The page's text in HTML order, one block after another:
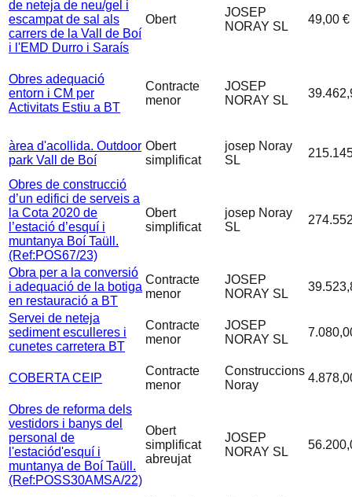
de neteja de neu/gel i
escampat de sal als
carrers de la Vall de Boí
i l'EMD Durro i Saraís
Obert
JOSEP
NORAY SL
49,00 €
Obres adequació
entorn i CM per
Activitats Estiu a BT
Contracte
menor
JOSEP
NORAY SL
àrea d'acollida. Outdoor
park Vall de Boí
Obert
simplificat
josep Noray
SL
Obres de construcció
d’un edifici de serveis a
la Cota 2020 de
l’estació d’esquí i
muntanya Boí Taüll.
(Ref:POS67/23)
Obert
simplificat
josep Noray
SL
Obra per a la conversió
i adequació de la botiga
en restauració a BT
Contracte
menor
JOSEP
NORAY SL
Servei de neteja
sediment esculleres i
cunetes carretera BT
Contracte
menor
JOSEP
NORAY SL
COBERTA CEIP
Contracte
menor
Construccions
Noray
Obres de reforma dels
vestidors i banys del
personal de
l'estaciód'esquí i
muntanya de Boí Taüll.
(Ref:POSS30AMSA/22)
Obert
simplificat
abreujat
JOSEP
NORAY SL